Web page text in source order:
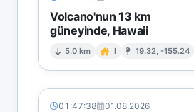
Volcano'nun 13 km
güneyinde, Hawaii
5.0 km I 19.32, -155.24
01:47:38 01.08.2026